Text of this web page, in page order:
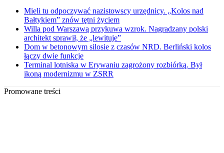
Mieli tu odpoczywać nazistowscy urzędnicy. „Kolos nad
Bałtykiem” znów tętni życiem
Willa pod Warszawą przykuwa wzrok. Nagradzany polski
architekt sprawił, że „lewituje”
Dom w betonowym silosie z czasów NRD. Berliński kolos
łączy dwie funkcje
Terminal lotniska w Erywaniu zagrożony rozbiórką. Był
ikoną modernizmu w ZSRR
Promowane treści